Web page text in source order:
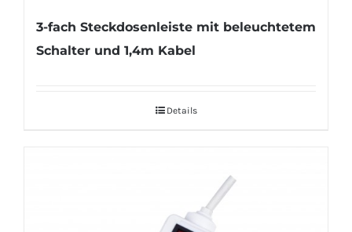
3-fach Steckdosenleiste mit beleuchtetem
Schalter und 1,4m Kabel
Details